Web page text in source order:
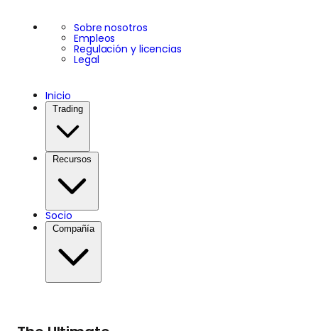
Sobre nosotros
Empleos
Regulación y licencias
Legal
Inicio
Trading
Recursos
Socio
Compañía